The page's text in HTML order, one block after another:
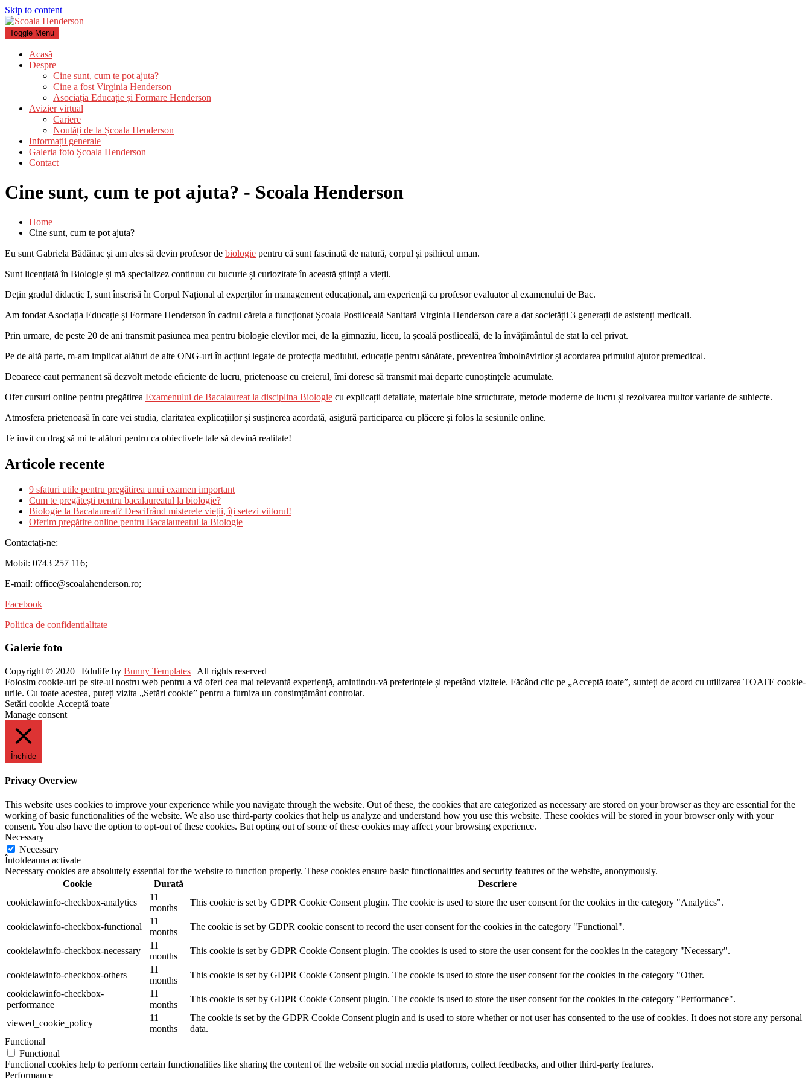
Skip to content
Toggle Menu
Acasă
Despre
Cine sunt, cum te pot ajuta?
Cine a fost Virginia Henderson
Asociația Educație și Formare Henderson
Avizier virtual
Cariere
Noutăți de la Școala Henderson
Informații generale
Galeria foto Școala Henderson
Contact
Cine sunt, cum te pot ajuta? - Scoala Henderson
Home
Cine sunt, cum te pot ajuta?
Eu sunt Gabriela Bădănac și am ales să devin profesor de biologie pentru că sunt fascinată de natură, corpul și psihicul uman.
Sunt licențiată în Biologie și mă specializez continuu cu bucurie și curiozitate în această știință a vieții.
Dețin gradul didactic I, sunt înscrisă în Corpul Național al experților în management educațional, am experiență ca profesor evaluator al examenului de Bac.
Am fondat Asociația Educație și Formare Henderson în cadrul căreia a funcționat Școala Postliceală Sanitară Virginia Henderson care a dat societății 3 generații de asistenți medicali.
Prin urmare, de peste 20 de ani transmit pasiunea mea pentru biologie elevilor mei, de la gimnaziu, liceu, la școală postliceală, de la învățământul de stat la cel privat.
Pe de altă parte, m-am implicat alături de alte ONG-uri în acțiuni legate de protecția mediului, educație pentru sănătate, prevenirea îmbolnăvirilor și acordarea primului ajutor premedical.
Deoarece caut permanent să dezvolt metode eficiente de lucru, prietenoase cu creierul, îmi doresc să transmit mai departe cunoștințele acumulate.
Ofer cursuri online pentru pregătirea Examenului de Bacalaureat la disciplina Biologie cu explicații detaliate, materiale bine structurate, metode moderne de lucru și rezolvarea multor variante de subiecte.
Atmosfera prietenoasă în care vei studia, claritatea explicațiilor și susținerea acordată, asigură participarea cu plăcere și folos la sesiunile online.
Te invit cu drag să mi te alături pentru ca obiectivele tale să devină realitate!
Articole recente
9 sfaturi utile pentru pregătirea unui examen important
Cum te pregătești pentru bacalaureatul la biologie?
Biologie la Bacalaureat? Descifrând misterele vieții, îți setezi viitorul!
Oferim pregătire online pentru Bacalaureatul la Biologie
Contactați-ne:
Mobil: 0743 257 116;
E-mail: office@scoalahenderson.ro;
Facebook
Politica de confidentialitate
Galerie foto
Copyright © 2020 | Edulife by Bunny Templates | All rights reserved
Folosim cookie-uri pe site-ul nostru web pentru a vă oferi cea mai relevantă experiență, amintindu-vă preferințele și repetând vizitele. Făcând clic pe „Acceptă toate”, sunteți de acord cu utilizarea TOATE cookie-
urile. Cu toate acestea, puteți vizita „Setări cookie” pentru a furniza un consimțământ controlat.
Setări cookie Acceptă toate
Manage consent
Închide
Privacy Overview
This website uses cookies to improve your experience while you navigate through the website. Out of these, the cookies that are categorized as necessary are stored on your browser as they are essential for the
working of basic functionalities of the website. We also use third-party cookies that help us analyze and understand how you use this website. These cookies will be stored in your browser only with your
consent. You also have the option to opt-out of these cookies. But opting out of some of these cookies may affect your browsing experience.
Necessary
Necessary
Întotdeauna activate
Necessary cookies are absolutely essential for the website to function properly. These cookies ensure basic functionalities and security features of the website, anonymously.
Cookie
Durată
Descriere
cookielawinfo-checkbox-analytics
11
months
This cookie is set by GDPR Cookie Consent plugin. The cookie is used to store the user consent for the cookies in the category "Analytics".
cookielawinfo-checkbox-functional
11
months
The cookie is set by GDPR cookie consent to record the user consent for the cookies in the category "Functional".
cookielawinfo-checkbox-necessary
11
months
This cookie is set by GDPR Cookie Consent plugin. The cookies is used to store the user consent for the cookies in the category "Necessary".
cookielawinfo-checkbox-others
11
months
This cookie is set by GDPR Cookie Consent plugin. The cookie is used to store the user consent for the cookies in the category "Other.
cookielawinfo-checkbox-
performance
11
months
This cookie is set by GDPR Cookie Consent plugin. The cookie is used to store the user consent for the cookies in the category "Performance".
viewed_cookie_policy
11
months
The cookie is set by the GDPR Cookie Consent plugin and is used to store whether or not user has consented to the use of cookies. It does not store any personal
data.
Functional
Functional
Functional cookies help to perform certain functionalities like sharing the content of the website on social media platforms, collect feedbacks, and other third-party features.
Performance